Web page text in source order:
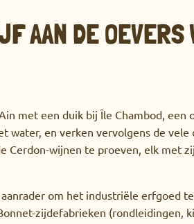
AAN DE OEVERS
met een duik bij Île Chambod, een
water, en verken vervolgens de vele
Cerdon-wijnen te proeven, elk met
om het industriële erfgoed
zijdefabrieken (rondleidingen,